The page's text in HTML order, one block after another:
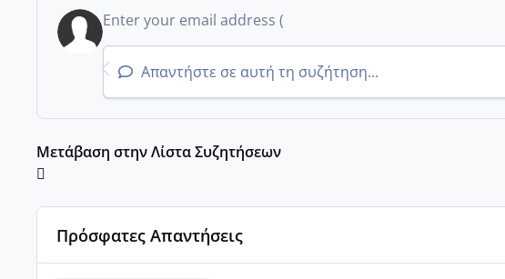
Απαντήστε σε αυτή τη συζήτηση...
Μετάβαση στην Λίστα Συζητήσεων
Πρόσφατες Απαντήσεις